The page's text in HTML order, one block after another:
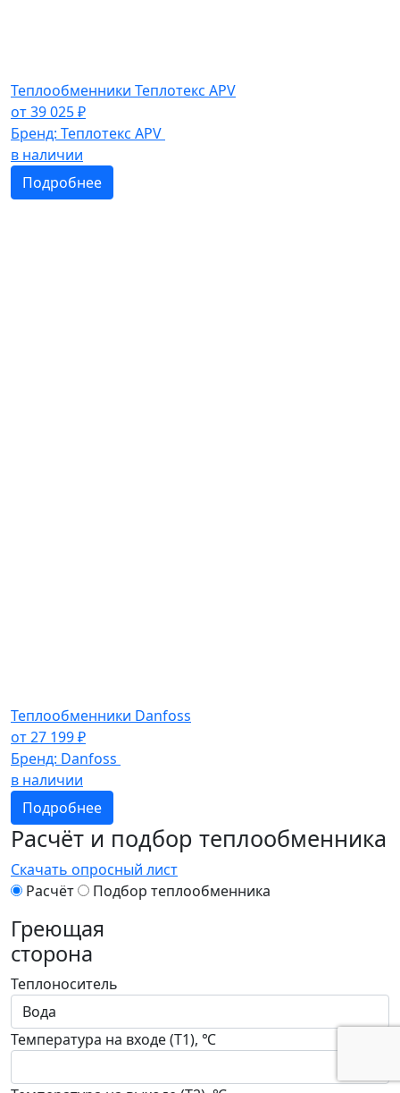
Теплообменники Теплотекс APV
от39 025₽
Бренд: Теплотекс APV
в наличии
Подробнее
Теплообменники Danfoss
от27 199₽
Бренд: Danfoss
в наличии
Подробнее
Расчёт и подбор теплообменника
Скачать опросный лист
Расчёт
Подбор теплообменника
Греющая
сторона
Теплоноситель
Температура на входе (T1), ℃